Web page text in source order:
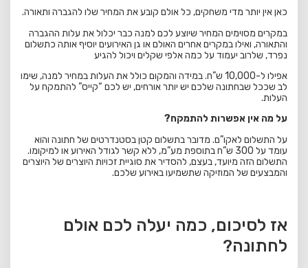
כאן אין יותר מדי משחקים, כל אולם קובע את המחיר שלו להגברה ותאורה.
במקרים מסוימים המחיר שיוצע לכם למנה כבר יכלול את עלות ההגברה
והתאורה, ואילו במקרים אחרים האולם או גן האירועים יוסיף אותה כתשלום
נפרד, שלרוב יעמוד על כמה אלפי שקלים ויכול להגיע
אפילו ל-10,000 ש”ח. במידה והמקום כולל את העלות במחיר למנה, שימו
לב שככל שבחתונה שלכם יש יותר אורחים, יש לכם “קייס” להתמקח על
העלות.
על מה אין אפשרות להתמקח?
על התשלום לאקו”ם. מדובר בתשלום קטן בסטנדרטים של חתונה והוא
עומד על 300 ש”ח בתוספת מע”מ, ללא קשר לגודל האירוע או למיקומו.
התשלום הזה מיועד, בעצם, להסדיר את סוגיית זכויות היוצרים של היוצרים
והמבצעים של המוזיקה שתשמיעו באירוע שלכם.
אז לסיכום, כמה יעלה לכם אולם
לחתונה?